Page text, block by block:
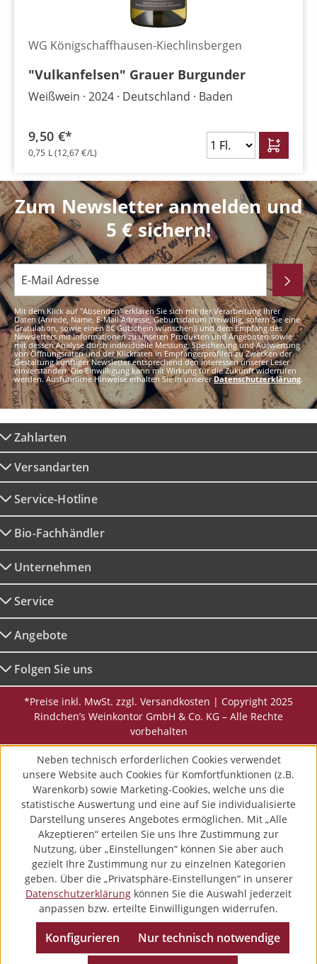
WG Königschaffhausen-Kiechlinsbergen
"Vulkanfelsen" Grauer Burgunder
Weißwein 2024 Deutschland Baden
9,50 €*
0,75 L(12,67 €/L)
Zum Newsletter anmelden und
5 € sichern!
Mit dem Klick auf "Absenden" erklären Sie sich mit der Verarbeitung Ihrer
Daten (Anrede, Name, E-Mail Adresse, Geburtsdatum (freiwillig, sofern Sie eine
Gratulation, sowie einen 8€ Gutschein wünschen)) und dem Empfang des
Newsletters mit Informationen zu unseren Produkten und Angeboten sowie
mit dessen Analyse durch individuelle Messung, Speicherung und Auswertung
von Öffnungsraten und der Klickraten in Empfängerprofilen zu Zwecken der
Gestaltung künftiger Newsletter entsprechend den Interessen unserer Leser
einverstanden. Die Einwilligung kann mit Wirkung für die Zukunft widerrufen
werden. Ausführliche Hinweise erhalten Sie in unsererDatenschutzerklärung.
Zahlarten
Versandarten
Service-Hotline
Bio-Fachhändler
Unternehmen
Service
Angebote
Folgen Sie uns
*Preise inkl. MwSt. zzgl. Versandkosten | Copyright 2025
Rindchen’s Weinkontor GmbH & Co. KG – Alle Rechte
vorbehalten
Neben technisch erforderlichen Cookies verwendet
unsere Website auch Cookies für Komfortfunktionen (z.B.
Warenkorb) sowie Marketing-Cookies, welche uns die
statistische Auswertung und eine auf Sie individualisierte
Darstellung unseres Angebotes ermöglichen. Mit „Alle
Akzeptieren“ erteilen Sie uns Ihre Zustimmung zur
Nutzung, über „Einstellungen“ können Sie aber auch
gezielt Ihre Zustimmung nur zu einzelnen Kategorien
geben. Über die „Privatsphäre-Einstellungen“ in unserer
Datenschutzerklärung können Sie die Auswahl jederzeit
anpassen bzw. erteilte Einwilligungen widerrufen.
Nur technisch notwendige
Konfigurieren